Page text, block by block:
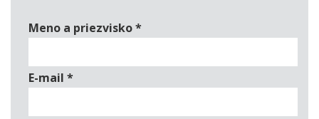
Meno a priezvisko*
E-mail *